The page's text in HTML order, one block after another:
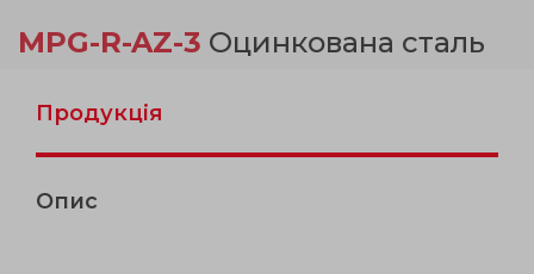
MPG-R-AZ-3 Оцинкована сталь
Продукція
Опис